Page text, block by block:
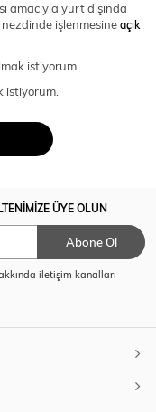
amacıyla yurt dışında
işlenmesineaçık
istiyorum.
istiyorum.
ÜYE OLUN
Abone Ol
iletişim kanalları